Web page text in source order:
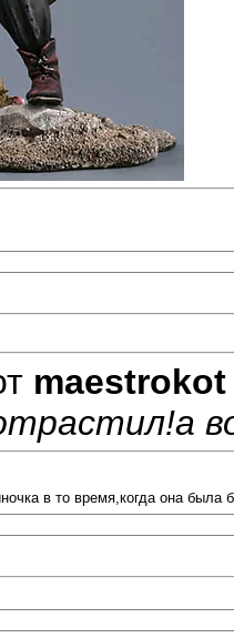
maestrokot
в то время,когда она была